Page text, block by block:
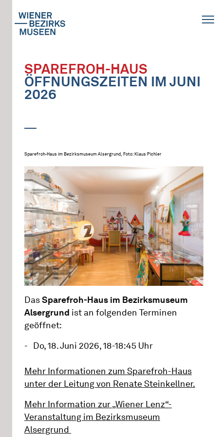
SPAREFROH-HAUS
ÖFFNUNGSZEITEN IM JUNI
2026
Sparefroh-Haus im Bezirksmuseum Alsergrund, Foto: Klaus Pichler
DasSparefroh-Haus im Bezirksmuseum
Alsergrund ist an folgenden Terminen
geöffnet:
Do, 18. Juni 2026, 18-18:45 Uhr
Mehr Informationen zum Sparefroh-Haus
unter der Leitung von Renate Steinkellner.
Mehr Information zur „Wiener Lenz“-
Veranstaltung im Bezirksmuseum
Alsergrund